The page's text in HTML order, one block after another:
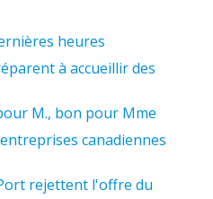
heures
à accueillir des
M., bon pour Mme
canadiennes
rejettent l'offre du